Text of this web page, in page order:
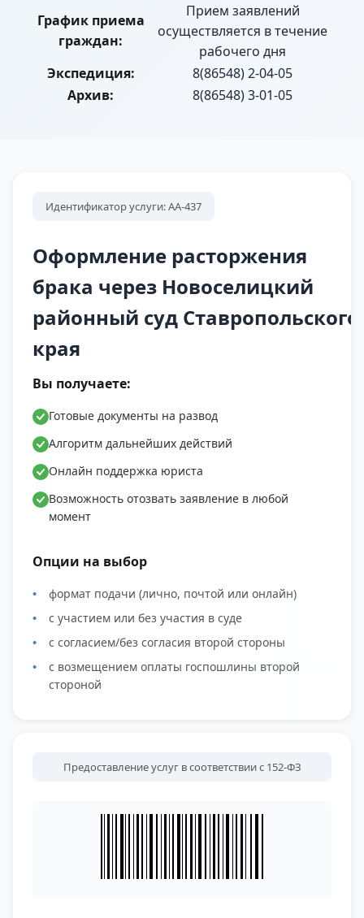
График приема
граждан:
Прием заявлений
осуществляется в течение
рабочего дня
Экспедиция:
8(86548) 2-04-05
Архив:
8(86548) 3-01-05
Идентификатор услуги: АА-437
Оформление расторжения
брака через Новоселицкий
районный суд Ставропольского
края
Вы получаете:
Готовые документы на развод
Алгоритм дальнейших действий
Онлайн поддержка юриста
Возможность отозвать заявление в любой
момент
Опции на выбор
формат подачи (лично, почтой или онлайн)
с участием или без участия в суде
с согласием/без согласия второй стороны
с возмещением оплаты госпошлины второй
стороной
Предоставление услуг в соответствии с 152-ФЗ